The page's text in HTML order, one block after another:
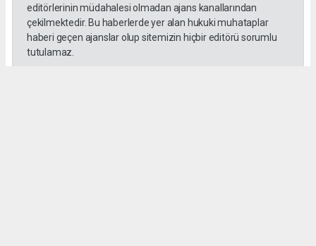
editörlerinin müdahalesi olmadan ajans kanallarından
çekilmektedir. Bu haberlerde yer alan hukuki muhataplar
haberi geçen ajanslar olup sitemizin hiçbir editörü sorumlu
tutulamaz.